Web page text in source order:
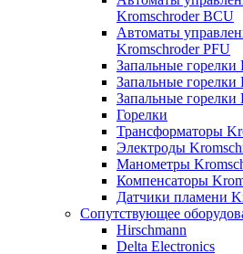
Kromschroder BCU
Автоматы
Kromschroder PFU
Запальные
Запальные
Запальные горелки
Горелки
Трансформаторы
Электроды
Манометры
Компенсаторы
Датчики пламени
Сопутствующее
Hirschmann
Delta Electronics